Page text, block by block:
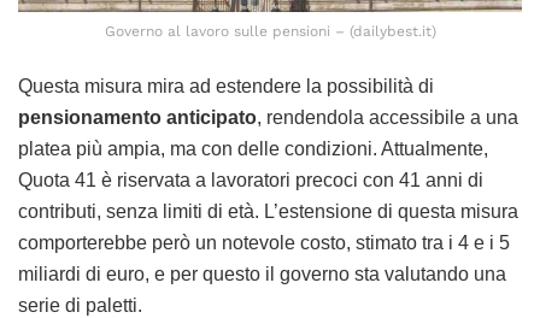
Governo al lavoro sulle pensioni – (dailybest.it)
Questa misura mira ad estendere la possibilità di
pensionamento anticipato, rendendola accessibile a una
platea più ampia, ma con delle condizioni. Attualmente,
Quota 41 è riservata a lavoratori precoci con 41 anni di
contributi, senza limiti di età. L’estensione di questa misura
comporterebbe però un notevole costo, stimato tra i 4 e i 5
miliardi di euro, e per questo il governo sta valutando una
serie di paletti.